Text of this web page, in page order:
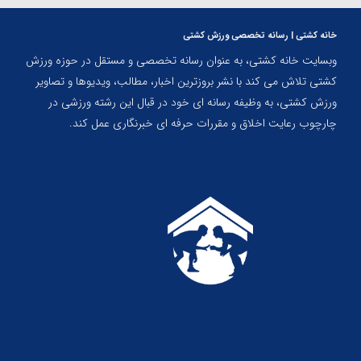
خانه کشتی | رسانه تخصصی ورزش کشتی
وبسایت خانه کشتی، به عنوان رسانه تخصصی و مستقل در حوزه ورزش
کشتی تلاش می کند با نشر بروزترین اخبار، مطالب، ویدیوها و تصاویر
ورزش کشتی، به وظیفه رسانه ای خود در قبال این رشته ورزشی در
چارچوب رعایت اخلاق و مقررات حرفه ای خبرنگاری عمل کند.